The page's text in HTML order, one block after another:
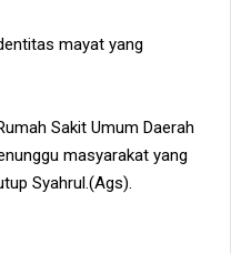
mayat yang
Sakit Umum Daerah
masyarakat yang
Syahrul.(Ags).